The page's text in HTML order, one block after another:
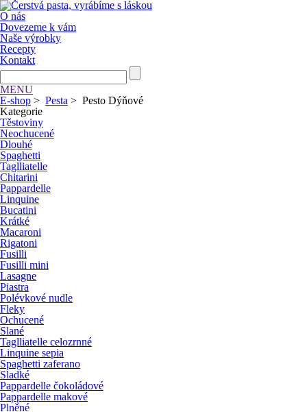
O nás
Dovezeme k vám
Naše výrobky
Recepty
Kontakt
MENU
E-shop > Pesta > Pesto Dýňové
Kategorie
Těstoviny
Neochucené
Dlouhé
Spaghetti
Taglliatelle
Chitarini
Pappardelle
Linquine
Bucatini
Krátké
Macaroni
Rigatoni
Fusilli
Fusilli mini
Lasagne
Piastra
Polévkové nudle
Fleky
Ochucené
Slané
Taglliatelle celozrnné
Linquine sepia
Spaghetti zaferano
Sladké
Pappardelle čokoládové
Pappardelle makové
Plněné